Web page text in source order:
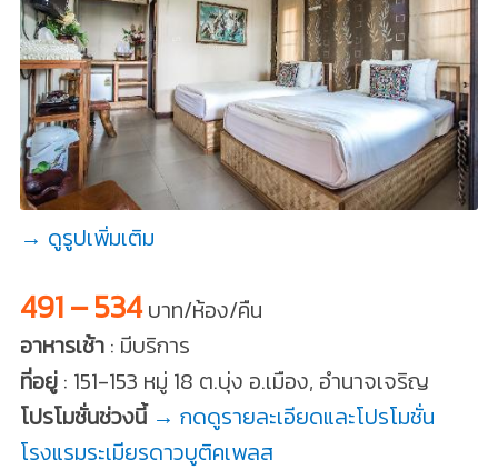
→ ดูรูปเพิ่มเติม
491 – 534บาท/ห้อง/คืน
อาหารเช้า: มีบริการ
ที่อยู่: 151-153 หมู่ 18 ต.บุ่ง อ.เมือง, อำนาจเจริญ
โปรโมชั่นช่วงนี้ → กดดูรายละเอียดและโปรโมชั่น
โรงแรมระเมียรดาวบูติคเพลส